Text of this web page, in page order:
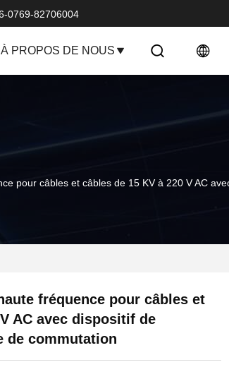
0769-82706004
À PROPOS DE NOUS
pour câbles et câbles de 15 KV à 220 V AC
fréquence pour câbles et
AC avec dispositif de
de commutation